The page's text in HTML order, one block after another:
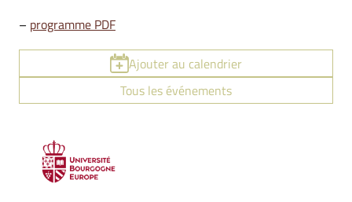
– programme PDF
Ajouter au calendrier
Tous les événements